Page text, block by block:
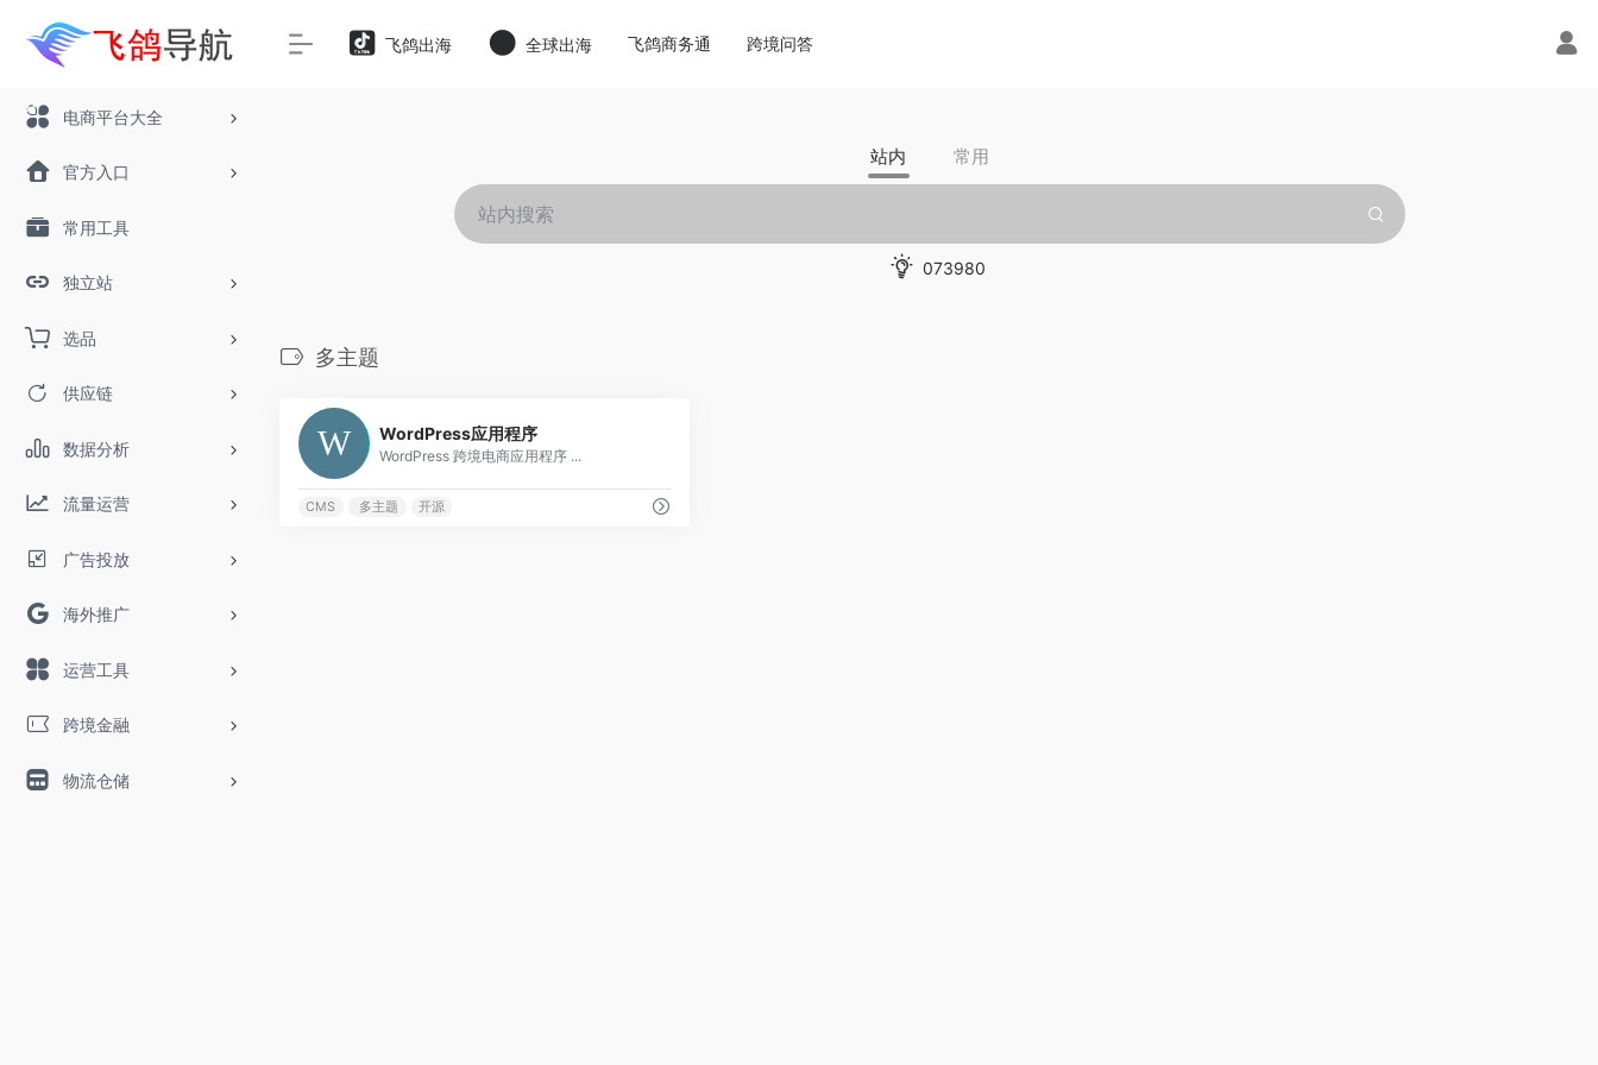
电商平台大全
官方入口
常用工具
独立站
选品
供应链
数据分析
流量运营
广告投放
海外推广
运营工具
跨境金融
物流仓储
飞鸽出海 全球出海 飞鸽商务通 跨境问答
站内 常用
073980
多主题
WordPress应用程序
WordPress 跨境电商应用程序 ...
CMS 多主题 开源